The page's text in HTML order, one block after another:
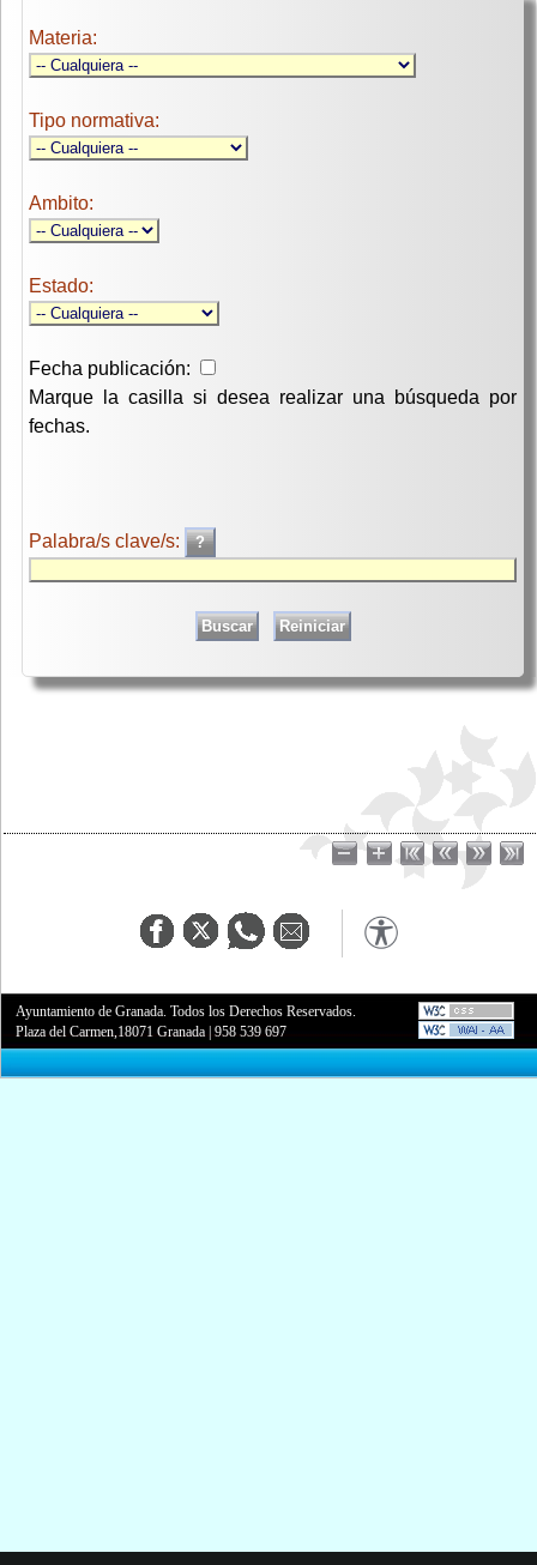
Materia:
Tipo normativa:
Ambito:
Estado:
Fecha publicación:
Marque la casilla si desea realizar una búsqueda por
fechas.
Palabra/s clave/s:
Ayuntamiento de Granada. Todos los Derechos Reservados.
Plaza del Carmen,18071 Granada |958 539 697